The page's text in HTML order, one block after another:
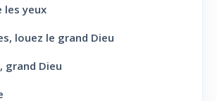
message
les yeux
louez le grand Dieu
grand Dieu